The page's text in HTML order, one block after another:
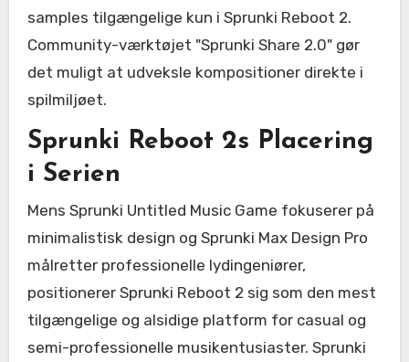
samples tilgængelige kun i Sprunki Reboot 2.
Community-værktøjet "Sprunki Share 2.0" gør
det muligt at udveksle kompositioner direkte i
spilmiljøet.
Sprunki Reboot 2s Placering
i Serien
Mens Sprunki Untitled Music Game fokuserer på
minimalistisk design og Sprunki Max Design Pro
målretter professionelle lydingeniører,
positionerer Sprunki Reboot 2 sig som den mest
tilgængelige og alsidige platform for casual og
semi-professionelle musikentusiaster. Sprunki